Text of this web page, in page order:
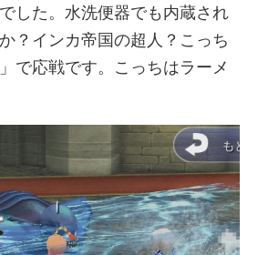
した。水洗便器でも内蔵され
？インカ帝国の超人？こっち
で応戦です。こっちはラーメ